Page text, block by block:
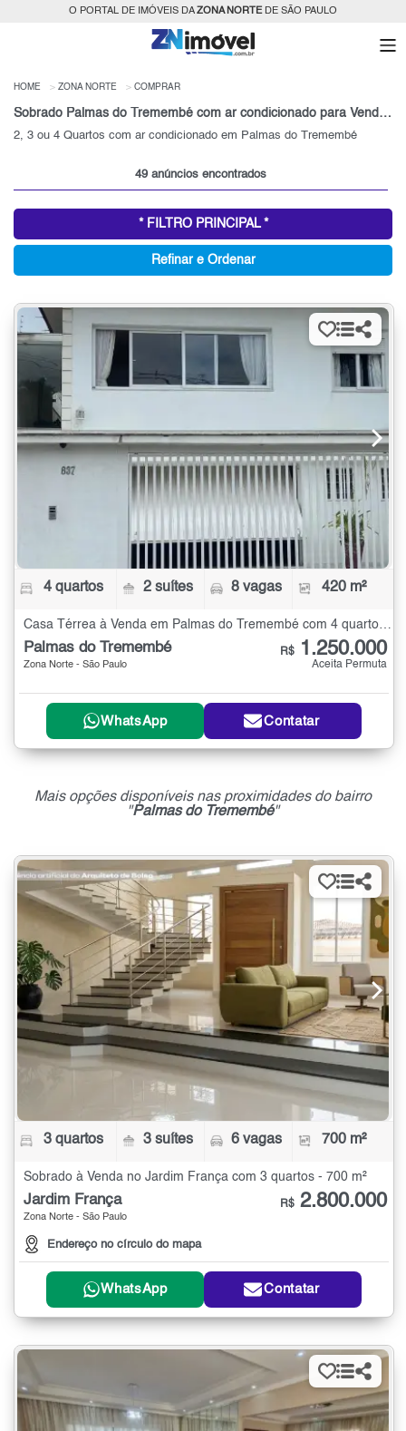
O PORTAL DE IMÓVEIS DAZONA NORTEDE SÃO PAULO
HOME ZONA NORTE COMPRAR
Sobrado Palmas do Tremembé com ar condicionado para Venda, Zona Norte, SP
2, 3 ou 4 Quartos com ar condicionado em Palmas do Tremembé
49 anúncios encontrados
* FILTRO PRINCIPAL *
Refinar e Ordenar
4 quartos 2 suítes 8 vagas 420 m²
Casa Térrea à Venda em Palmas do Tremembé com 4 quartos - 420 m²
Palmas do Tremembé
Zona Norte - São Paulo
R$ 1.250.000
Aceita Permuta
WhatsApp Contatar
Mais opções disponíveis nas proximidades do bairro
"Palmas do Tremembé"
3 quartos 3 suítes 6 vagas 700 m²
Sobrado à Venda no Jardim França com 3 quartos - 700 m²
Jardim França
Zona Norte - São Paulo
Endereço no círculo do mapa
R$ 2.800.000
WhatsApp Contatar